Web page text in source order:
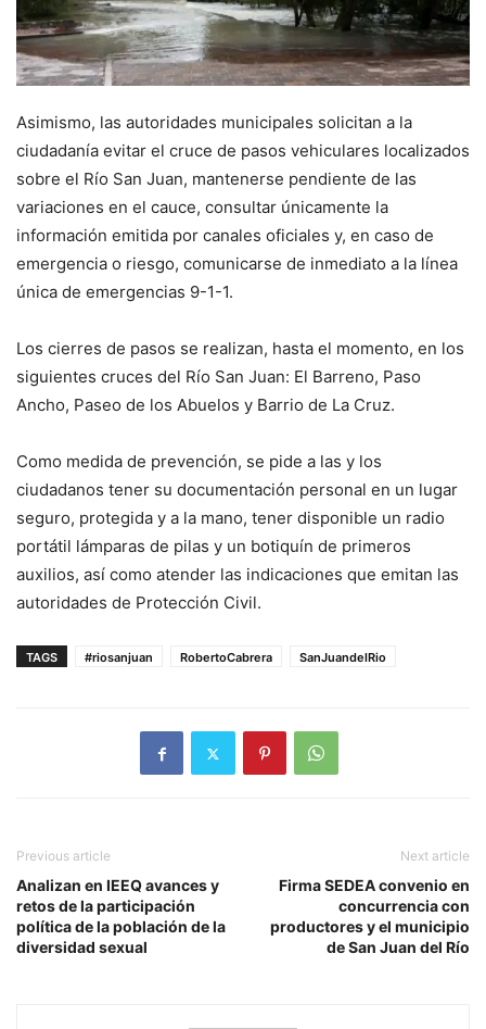
Asimismo, las autoridades municipales solicitan a la
ciudadanía evitar el cruce de pasos vehiculares localizados
sobre el Río San Juan, mantenerse pendiente de las
variaciones en el cauce, consultar únicamente la
información emitida por canales oficiales y, en caso de
emergencia o riesgo, comunicarse de inmediato a la línea
única de emergencias 9-1-1.
Los cierres de pasos se realizan, hasta el momento, en los
siguientes cruces del Río San Juan: El Barreno, Paso
Ancho, Paseo de los Abuelos y Barrio de La Cruz.
Como medida de prevención, se pide a las y los
ciudadanos tener su documentación personal en un lugar
seguro, protegida y a la mano, tener disponible un radio
portátil lámparas de pilas y un botiquín de primeros
auxilios, así como atender las indicaciones que emitan las
autoridades de Protección Civil.
TAGS #riosanjuan RobertoCabrera SanJuandelRio
Previous article
Analizan en IEEQ avances y
retos de la participación
política de la población de la
diversidad sexual
Next article
Firma SEDEA convenio en
concurrencia con
productores y el municipio
de San Juan del Río